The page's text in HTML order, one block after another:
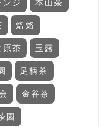
焙烙
原茶 玉露
足柄茶
金谷茶
園